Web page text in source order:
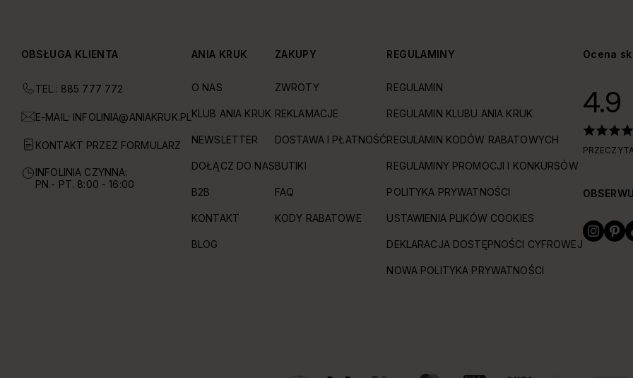
OBSŁUGA KLIENTA
TEL.: 885 777 772
E-MAIL: INFOLINIA@ANIAKRUK.PL
KONTAKT PRZEZ FORMULARZ
INFOLINIA CZYNNA:
PN.- PT. 8:00 - 16:00
ANIA KRUK
O NAS
KLUB ANIA KRUK
NEWSLETTER
DOŁĄCZ DO NAS
B2B
KONTAKT
BLOG
ZAKUPY
ZWROTY
REKLAMACJE
DOSTAWA I PŁATNOŚĆ
BUTIKI
FAQ
KODY RABATOWE
REGULAMINY
REGULAMIN
REGULAMIN KLUBU ANIA KRUK
REGULAMIN KODÓW RABATOWYCH
REGULAMINY PROMOCJI I KONKURSÓW
POLITYKA PRYWATNOŚCI
USTAWIENIA PLIKÓW COOKIES
DEKLARACJA DOSTĘPNOŚCI CYFROWEJ
NOWA POLITYKA PRYWATNOŚCI
Ocena
4.9